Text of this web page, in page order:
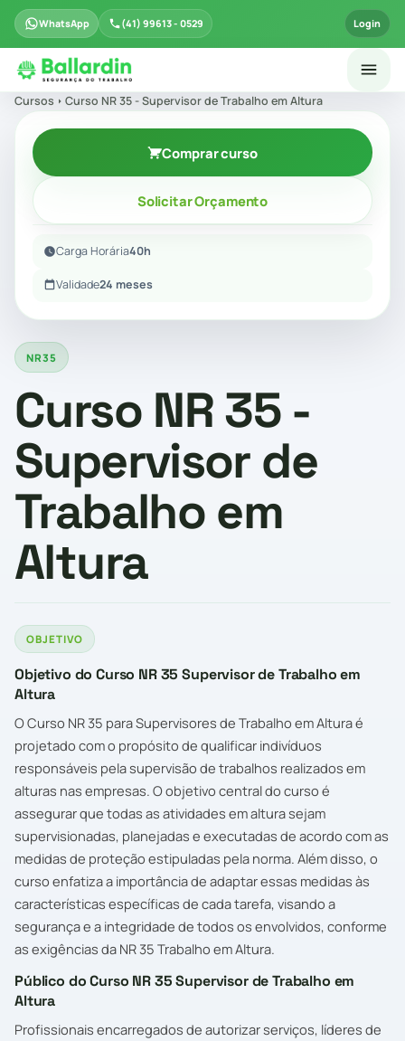
WhatsApp (41) 99613 - 0529 Login
Cursos Curso NR 35 - Supervisor de Trabalho em Altura
NR35
Curso NR 35 -
Supervisor de
Trabalho em
Altura
OBJETIVO
Objetivo do Curso NR 35 Supervisor de Trabalho em
Altura
O Curso NR 35 para Supervisores de Trabalho em Altura é
projetado com o propósito de qualificar indivíduos
responsáveis pela supervisão de trabalhos realizados em
alturas nas empresas. O objetivo central do curso é
assegurar que todas as atividades em altura sejam
supervisionadas, planejadas e executadas de acordo com as
medidas de proteção estipuladas pela norma. Além disso, o
curso enfatiza a importância de adaptar essas medidas às
características específicas de cada tarefa, visando a
segurança e a integridade de todos os envolvidos, conforme
as exigências da NR 35 Trabalho em Altura.
Público do Curso NR 35 Supervisor de Trabalho em
Altura
Profissionais encarregados de autorizar serviços, líderes de
Comprar curso
Solicitar Orçamento
Carga Horária40h
Validade24 meses